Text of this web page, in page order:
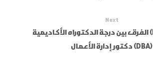
Next
الفرق بين درجة الدكتوراه الأكاديمية (PhD) و درجة
دكتور إدارة الأعمال (DBA)